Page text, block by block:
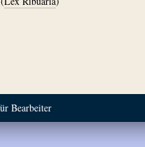
Bearbeiter